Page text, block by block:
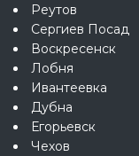
Реутов
Сергиев Посад
Воскресенск
Лобня
Ивантеевка
Дубна
Егорьевск
Чехов